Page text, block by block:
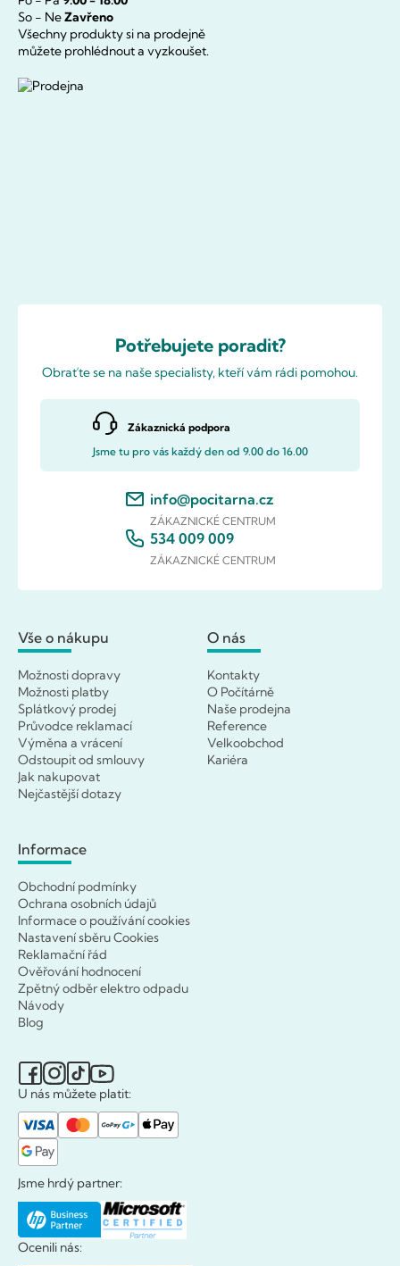
So - NeZavřeno
Všechny produkty si na prodejně
můžete prohlédnout a vyzkoušet.
Potřebujete poradit?
Obraťte se na naše specialisty, kteří vám rádi pomohou.
Zákaznická podpora
Jsme tu pro vás každý den od 9.00 do 16.00
info@pocitarna.cz
ZÁKAZNICKÉ CENTRUM
534 009 009
ZÁKAZNICKÉ CENTRUM
Vše o nákupu
Možnosti dopravy
Možnosti platby
Splátkový prodej
Průvodce reklamací
Výměna a vrácení
Odstoupit od smlouvy
Jak nakupovat
Nejčastější dotazy
O nás
Kontakty
O Počítárně
Naše prodejna
Reference
Velkoobchod
Kariéra
Informace
Obchodní podmínky
Ochrana osobních údajů
Informace o používání cookies
Nastavení sběru Cookies
Reklamační řád
Ověřování hodnocení
Zpětný odběr elektro odpadu
Návody
Blog
U nás můžete platit:
Jsme hrdý partner:
Ocenili nás: